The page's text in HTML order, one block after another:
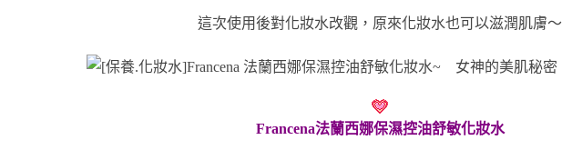
這次使用後對化妝水改觀，原來化妝水也可以滋潤肌膚～
Francena法蘭西娜保濕控油舒敏化妝水